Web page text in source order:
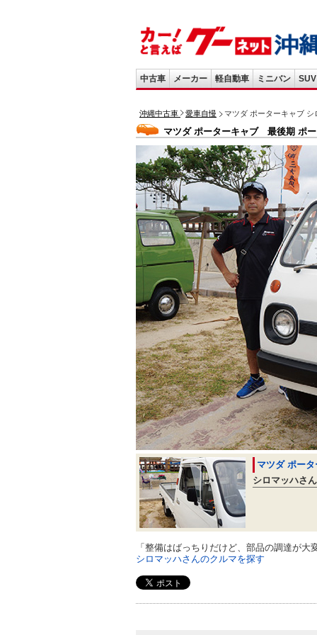
中古車 メーカー 軽自動車 ミニバン SUV
沖縄中古車 愛車自慢 マツダ ポーターキャブ
マツダ ポーターキャブ 最後期 ポ
マツダ ポー
シロマッハさん
「整備はばっちりだけど、部品の調達が
シロマッハさんのクルマを探す